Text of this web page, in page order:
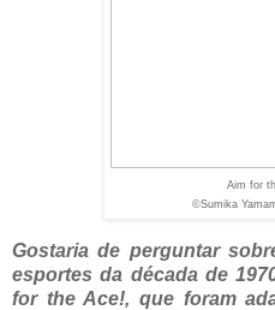
Aim for
©Sumika
Gostaria de perguntar
esportes da década de
for the Ace!, que foram